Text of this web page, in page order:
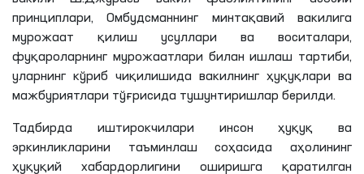
принциплари, Омбудсманнинг минтақавий вакилига
мурожаат қилиш усуллари ва воситалари,
фуқароларнинг мурожаатлари билан ишлаш тартиби,
уларнинг кўриб чиқилишида вакилнинг ҳуқуқлари ва
мажбуриятлари тўғрисида тушунтиришлар берилди.
Тадбирда иштирокчилари инсон ҳуқуқ ва
эркинликларини таъминлаш соҳасида аҳолининг
ҳуқуқий хабардорлигини оширишга қаратилган